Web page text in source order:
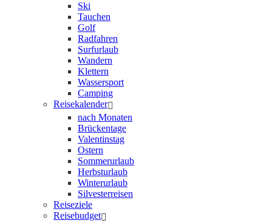
Ski
Tauchen
Golf
Radfahren
Surfurlaub
Wandern
Klettern
Wassersport
Camping
Reisekalender
nach Monaten
Brückentage
Valentinstag
Ostern
Sommerurlaub
Herbsturlaub
Winterurlaub
Silvesterreisen
Reiseziele
Reisebudget